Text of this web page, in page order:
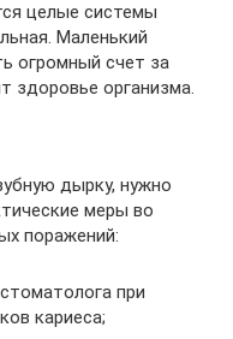
целые системы
Маленький
огромный счет за
здоровье организма.
дырку, нужно
меры во
поражений:
при
кариеса;